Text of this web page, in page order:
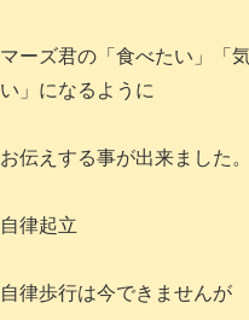
マーズ君の「食べたい」「
い」になるように
お伝えする事が出来ました。
自律起立
自律歩行は今できませんが